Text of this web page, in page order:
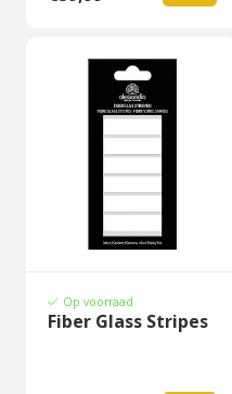
Op voorraad
Fiber Glass Stripes